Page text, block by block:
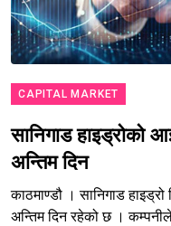
CAPITAL MARKET
सानिगाड
अन्तिम दिन
काठमाण्डौ । सानिगाड
अन्तिम दिन रहेको छ ।